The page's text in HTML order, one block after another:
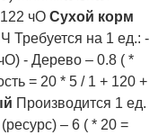
чО Сухой корм
Требуется на 1 ед.: -
- Дерево – 0.8 ( *
= 20 * 5 / 1 + 120 +
Производится 1 ед.
– 6 ( * 20 =